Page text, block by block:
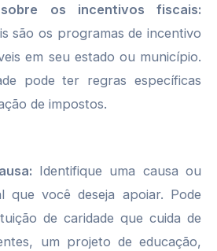
os incentivos fiscais:
são os programas de incentivo
em seu estado ou município.
pode ter regras específicas
de impostos.
Identifique uma causa ou
que você deseja apoiar. Pode
de caridade que cuida de
um projeto de educação,